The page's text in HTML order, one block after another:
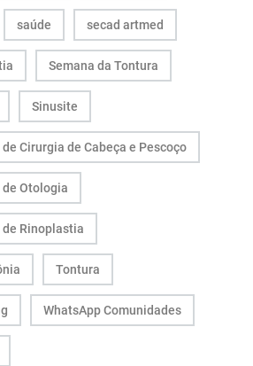
saúde secad artmed
Semana da Tontura
Sinusite
Cirurgia de Cabeça e Pescoço
Otologia
Rinoplastia
Tontura
WhatsApp Comunidades